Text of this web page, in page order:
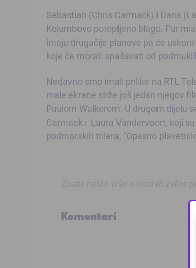
Sebastian (Chris Carmack) i Dana
Kolumbovo potopljeno blago. Par
imaju drugačije planove pa će
koje će morati spašavati od
Nedavno smo imali prilike na RTL
male ekrane stiže još jedan njegov
Paulom Walkerom. U drugom dijelu
Carmack i Laura Vandervoort, koji
podmorskih trilera, “Opasno
Komentari